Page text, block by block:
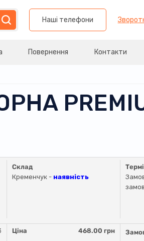
Наші телефони
Повернення Контакти
Склад
Кременчук - наявність
Ціна 468.00 грн